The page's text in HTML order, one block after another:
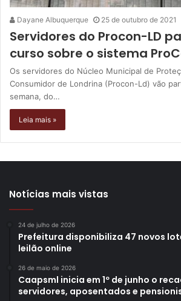
Dayane Albuquerque 25 de outubro de 2021
Servidores do Procon-LD
curso sobre o sistema
Os servidores do Núcleo Municipal de
Consumidor de Londrina (Procon-Ld) vão
semana, do…
Leia mais »
Notícias mais vistas
24 de julho de 2026
Prefeitura disponibiliza 47 novos
leilão online
26 de maio de 2026
Caapsml inicia em 1º de junho o
servidores, aposentados e